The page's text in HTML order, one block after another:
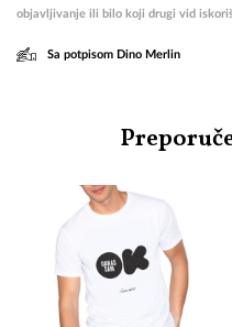
objavljivanje ili bilo koji drugi vid
Sa potpisom Dino Merlin